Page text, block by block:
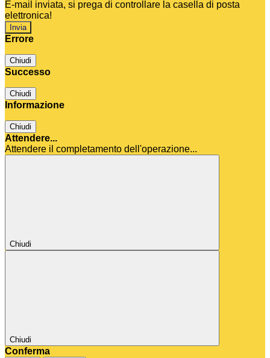
E-mail inviata, si prega di controllare la casella di posta
elettronica!
Errore
Chiudi
Successo
Chiudi
Informazione
Chiudi
Attendere...
Attendere il completamento dell'operazione...
Chiudi
Chiudi
Conferma